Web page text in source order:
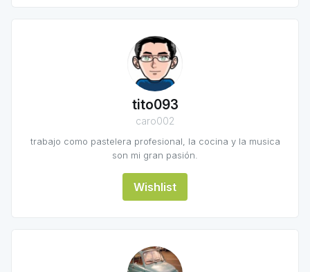
tito093
caro002
trabajo como pastelera profesional, la cocina y la musica
son mi gran pasión.
Wishlist